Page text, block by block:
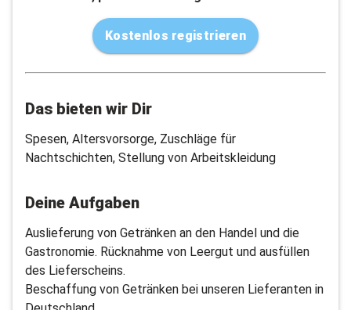
Kostenlos registrieren
Das bieten wir Dir
Spesen, Altersvorsorge, Zuschläge für
Nachtschichten, Stellung von Arbeitskleidung
Deine Aufgaben
Auslieferung von Getränken an den Handel und die
Gastronomie. Rücknahme von Leergut und ausfüllen
des Lieferscheins.
Beschaffung von Getränken bei unseren Lieferanten in